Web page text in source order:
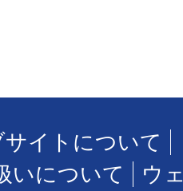
イトについて
いについて
ウ